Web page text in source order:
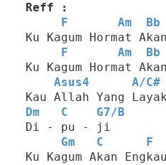
Reff :
F
Am
Bb
Ku Kagum Hormat
F
Am
Bb
Ku Kagum Hormat
Asus4
A/C#
Kau Allah Yang Layak
Dm
C G7/ B
Di - pu - ji
Gm
C
F
Ku Kagum Akan Engkau